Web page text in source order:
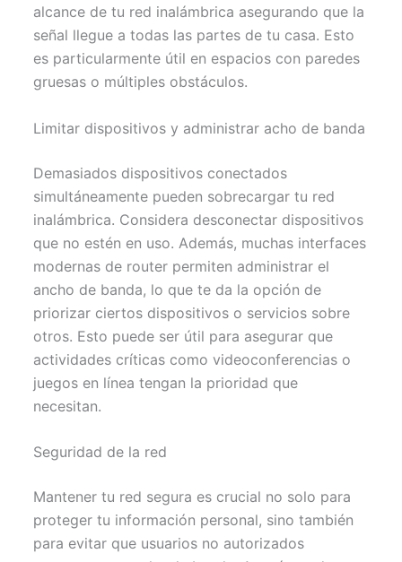
alcance de tu red inalámbrica asegurando que la
señal llegue a todas las partes de tu casa. Esto
es particularmente útil en espacios con paredes
gruesas o múltiples obstáculos.
Limitar dispositivos y administrar acho de banda
Demasiados dispositivos conectados
simultáneamente pueden sobrecargar tu red
inalámbrica. Considera desconectar dispositivos
que no estén en uso. Además, muchas interfaces
modernas de router permiten administrar el
ancho de banda, lo que te da la opción de
priorizar ciertos dispositivos o servicios sobre
otros. Esto puede ser útil para asegurar que
actividades críticas como videoconferencias o
juegos en línea tengan la prioridad que
necesitan.
Seguridad de la red
Mantener tu red segura es crucial no solo para
proteger tu información personal, sino también
para evitar que usuarios no autorizados